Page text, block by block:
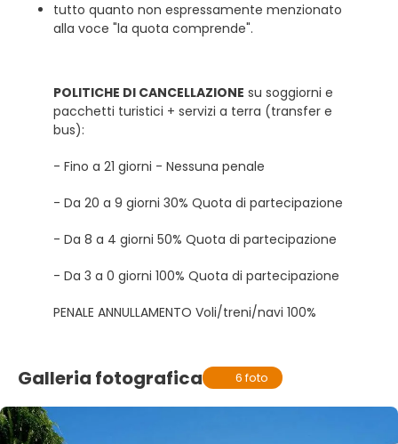
tutto quanto non espressamente menzionato
alla voce "la quota comprende".
POLITICHE DI CANCELLAZIONE su soggiorni e
pacchetti turistici + servizi a terra (transfer e
bus):
- Fino a 21 giorni - Nessuna penale
- Da 20 a 9 giorni 30% Quota di partecipazione
- Da 8 a 4 giorni 50% Quota di partecipazione
- Da 3 a 0 giorni 100% Quota di partecipazione
PENALE ANNULLAMENTO Voli/treni/navi 100%
Galleria fotografica 6 foto